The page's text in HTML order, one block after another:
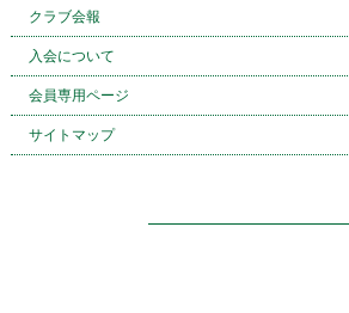
クラブ会報
入会について
会員専用ページ
サイトマップ